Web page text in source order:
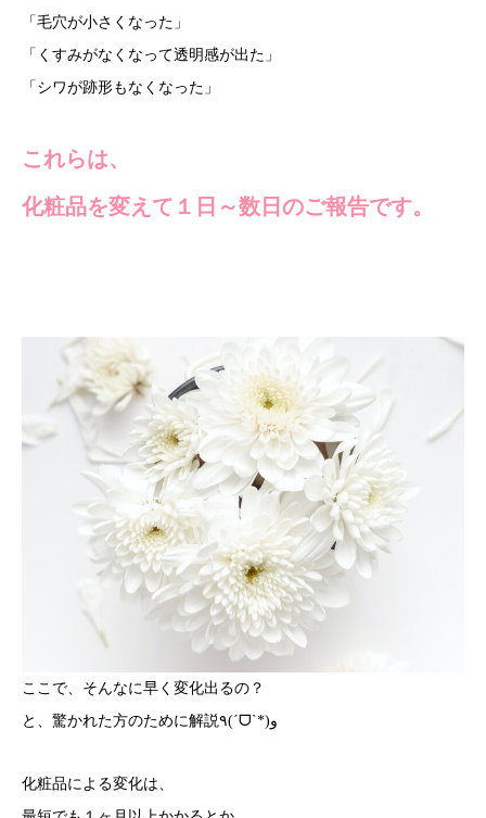
「毛穴が小さくなった」
「くすみがなくなって透明感が出た」
「シワが跡形もなくなった」
これらは、
化粧品を変えて１日～数日のご報告です。
ここで、そんなに早く変化出るの？
と、驚かれた方のために解説٩(ˊᗜˋ*)و
化粧品による変化は、